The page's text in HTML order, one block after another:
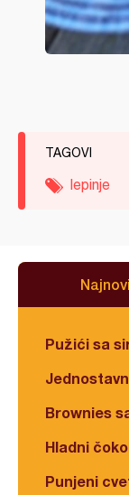
TAGOVI
lepinje
Pužići sa
Brownies
Hladni
Punjeni